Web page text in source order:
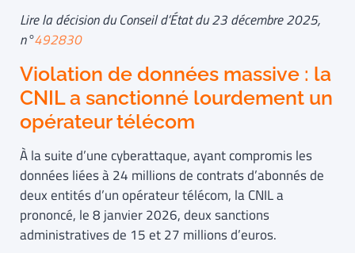
Lire la décision du Conseil d’État du 23 décembre 2025,
n°492830
Violation de données massive : la
CNIL a sanctionné lourdement un
opérateur télécom
À la suite d’une cyberattaque, ayant compromis les
données liées à 24 millions de contrats d’abonnés de
deux entités d’un opérateur télécom, la CNIL a
prononcé, le 8 janvier 2026, deux sanctions
administratives de 15 et 27 millions d’euros.